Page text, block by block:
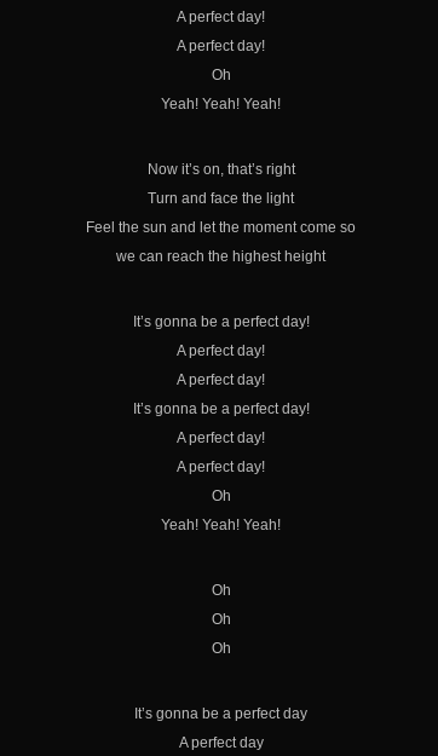
A perfect day!
A perfect day!
Oh
Yeah! Yeah! Yeah!
Now it’s on, that’s right
Turn and face the light
Feel the sun and let the moment come so
we can reach the highest height
It’s gonna be a perfect day!
A perfect day!
A perfect day!
It’s gonna be a perfect day!
A perfect day!
A perfect day!
Oh
Yeah! Yeah! Yeah!
Oh
Oh
Oh
It’s gonna be a perfect day
A perfect day